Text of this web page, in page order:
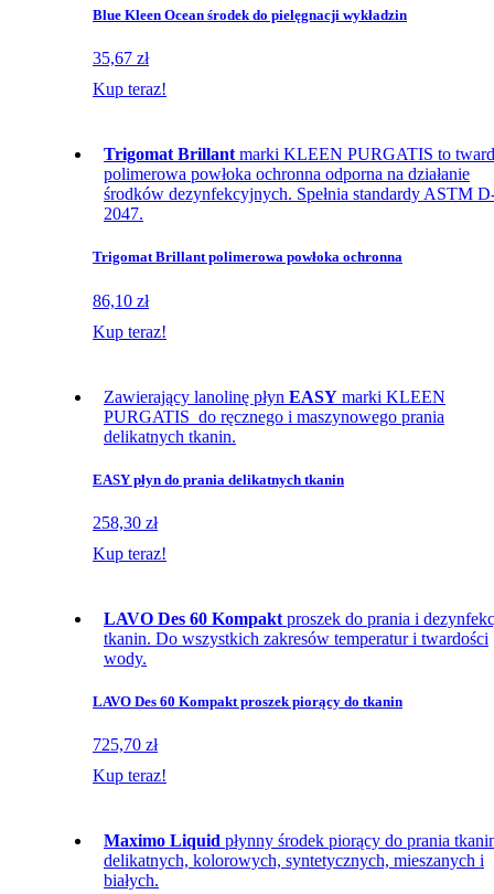
Blue Kleen Ocean środek do pielęgnacji wykładzin
35,67 zł
Kup teraz!
Trigomat Brillant marki KLEEN PURGATIS to
polimerowa powłoka ochronna odporna na działanie
środków dezynfekcyjnych. Spełnia standardy ASTM
2047.
Trigomat Brillant polimerowa powłoka ochronna
86,10 zł
Kup teraz!
Zawierający lanolinę płyn EASY marki KLEEN
PURGATIS do ręcznego i maszynowego prania
delikatnych tkanin.
EASY płyn do prania delikatnych tkanin
258,30 zł
Kup teraz!
LAVO Des 60 Kompakt proszek do prania i
tkanin. Do wszystkich zakresów temperatur i twardości
wody.
LAVO Des 60 Kompakt proszek piorący do tkanin
725,70 zł
Kup teraz!
Maximo Liquid płynny środek piorący do prania
delikatnych, kolorowych, syntetycznych, mieszanych i
białych.